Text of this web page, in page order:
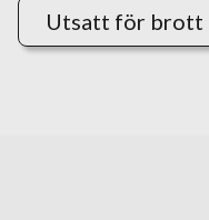
Utsatt för brott